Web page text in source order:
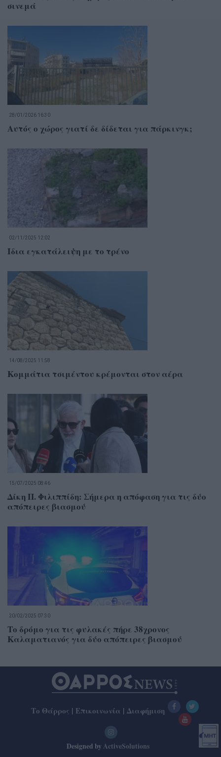
σινεμά
28/01/2026 16:30
Αυτός ο χώρος γιατί δε δίδεται για πάρκινγκ;
02/11/2025 12:02
Ίδια εγκατάλειψη με το τρένο
14/08/2025 11:58
Κομμάτια τσιμέντου κρέμονται στον αέρα
15/07/2025 08:46
Δίκη Π. Φιλιππίδη: Σήμερα η απόφαση για τις δύο
απόπειρες βιασμού
20/02/2025 07:30
Το δρόμο για τις φυλακές πήρε 38χρονος
Καλαματιανός για δύο απόπειρες βιασμού
Το Θάρρος | Επικοινωνία | Διαφήμιση
Designed by ActiveSolutions